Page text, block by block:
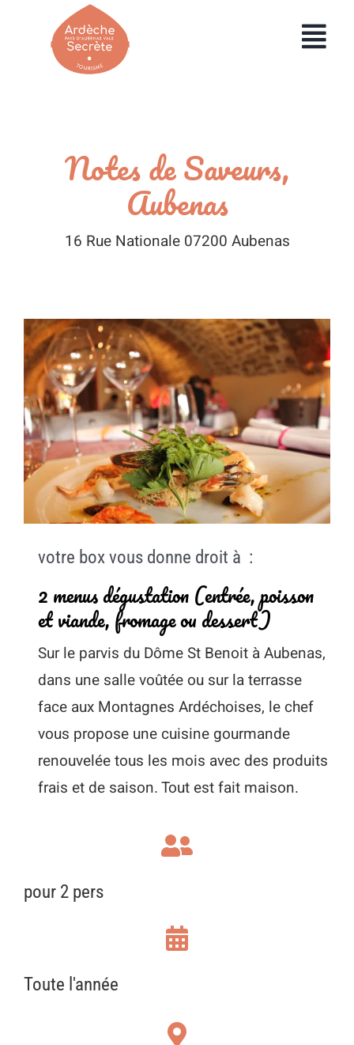
COMMANDER UNE BOX
ENTREPRISES
Notes de Saveurs,
Aubenas
16 Rue Nationale 07200 Aubenas
votre box vous donne droit à :
2 menus dégustation (entrée, poisson
et viande, fromage ou dessert)
Sur le parvis du Dôme St Benoit à Aubenas,
dans une salle voûtée ou sur la terrasse
face aux Montagnes Ardéchoises, le chef
vous propose une cuisine gourmande
renouvelée tous les mois avec des produits
frais et de saison. Tout est fait maison.
pour 2 pers
Toute l'année